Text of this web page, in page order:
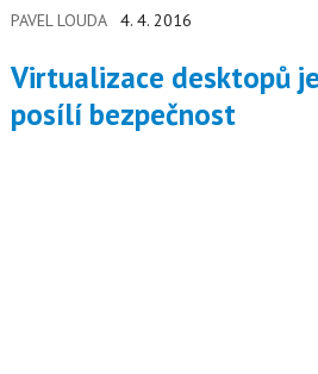
PAVEL LOUDA 4. 4. 2016
Virtualizace desktopů jednoznačně
posílí bezpečnost